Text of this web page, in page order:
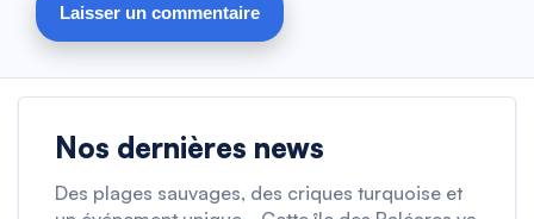
Nos dernières news
Des plages sauvages, des criques turquoise et